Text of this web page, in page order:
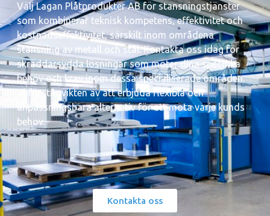
Välj Lagan Plåtprodukter AB för stansningstjänster
som kombinerar teknisk kompetens, effektivitet och
kostnadseffektivitet, särskilt inom områdena
stansning av metall och stål. Kontakta oss idag för
skräddarsydda lösningar som möter dina specifika
behov och krav inom dessa specialiserade områden.
Vi förstår vikten av att erbjuda flexibla och
anpassningsbara alternativ för att möta varje kunds
behov.
Kontakta oss